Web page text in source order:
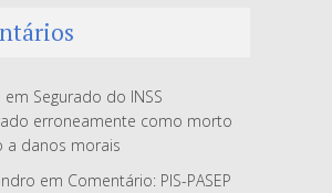
em Segurado do INSS
erroneamente como morto
a danos morais
em Comentário: PIS-PASEP